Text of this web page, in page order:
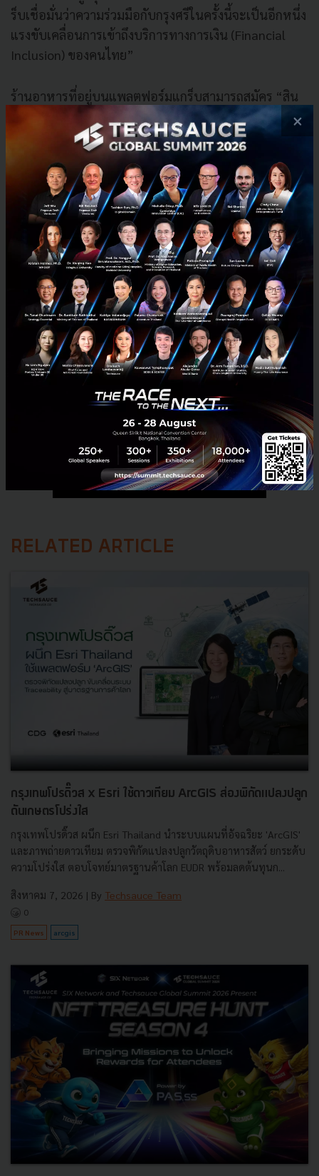
ร็บเชื่อมั่นว่าความร่วมมือกับกรุงศรีในครั้งนี้จะเป็นอีกหนึ่ง
แรงขับเคลื่อนการเข้าถึงบริการทางการเงิน (Financial
Inclusion) ของคนไทย”
ร้านอาหารที่อยู่บนแพลตฟอร์มแกร็บสามารถสมัคร “สิน
เชื่อส่วนบุคคล เพื่อร้านอาหารพาร์ทเนอร์ GRAB” ผ่าน
ช่องทางออนไลน์ได้ที่www.krungsri.comหรือ
https://bit.ly/2zBlZJ4โดยไม่มีค่าธรรมเนียมจัดการเงินกู้
สมัครได้ตั้งแต่วันนี้ถึง 30 มิ.ย. 2563
PR News GRAB krungsri-bank
No comment
RELATED ARTICLE
กรุงเทพโปรดิ๊วส x Esri ใช้ดาวเทียม ArcGIS ส่องพิกัดแปลงปลูก
ดันเกษตรโปร่งใส
กรุงเทพโปรดิ๊วส ผนึก Esri Thailand นำระบบแผนที่อัจฉริยะ 'ArcGIS'
และภาพถ่ายดาวเทียม ตรวจพิกัดแปลงปลูกวัตถุดิบอาหารสัตว์ ยกระดับ
ความโปร่งใส ตอบโจทย์มาตรฐานค้าโลก EUDR พร้อมลดต้นทุนก...
สิงหาคม 7, 2026 | By Techsauce Team
0
PR News arcgis
×